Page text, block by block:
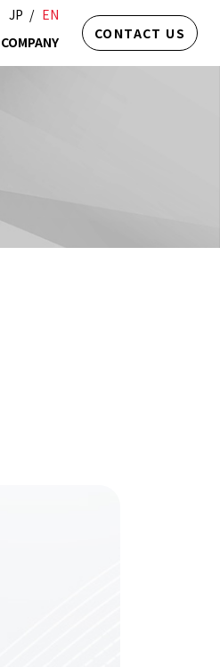
JP
EN
COMPANY
CONTACT US